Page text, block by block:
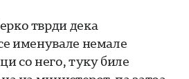
тврди дека
именувале немале
со него, туку биле